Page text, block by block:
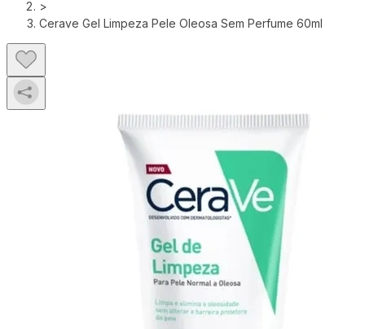
>
Cerave Gel Limpeza Pele Oleosa Sem Perfume 60ml